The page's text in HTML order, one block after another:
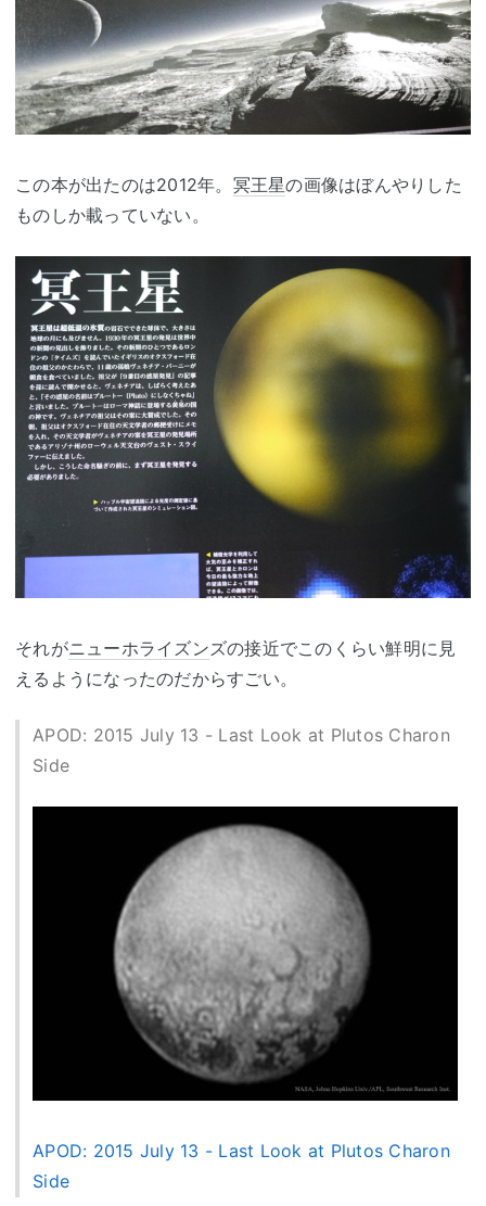
この本が出たのは2012年。 冥王星の画像はぼんやりした
ものしか載っていない。
それがニューホライズンズの接近でこのくらい鮮明に見
えるようになったのだからすごい。
APOD: 2015 July 13 - Last Look at Plutos Charon
Side
APOD: 2015 July 13 - Last Look at Plutos Charon
Side